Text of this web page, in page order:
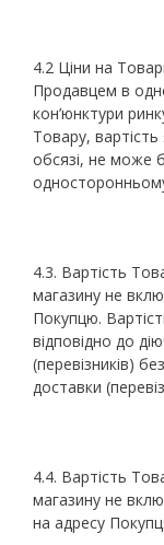
4.2 Ціни на
Продавцем в
кон’юнктури
Товару,
обсязі, не може
4.3. Вартість
магазину не
Покупцю.
відповідно до
(перевізників)
доставки
4.4. Вартість
магазину не
на адресу